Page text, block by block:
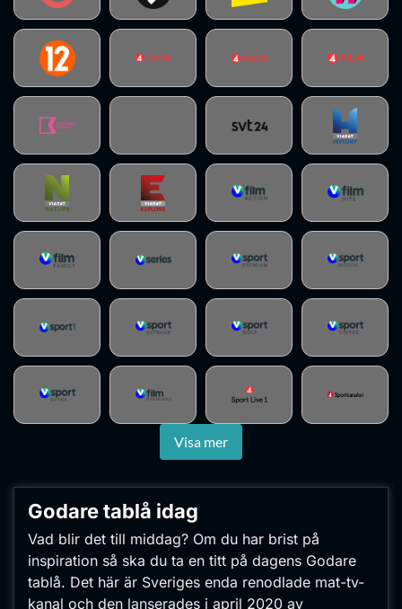
Visa mer
Godare tablå idag
Vad blir det till middag? Om du har brist på
inspiration så ska du ta en titt på dagens Godare
tablå. Det här är Sveriges enda renodlade mat-tv-
kanal och den lanserades i april 2020 av